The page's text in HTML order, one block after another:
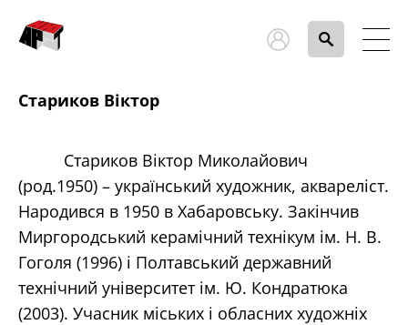
Стариков Віктор
Стариков Віктор Миколайович
(род.1950) – український художник, аквареліст.
Народився в 1950 в Хабаровську. Закінчив
Миргородський керамічний технікум ім. Н. В.
Гоголя (1996) і Полтавський державний
технічний університет ім. Ю. Кондратюка
(2003). Учасник міських і обласних художніх